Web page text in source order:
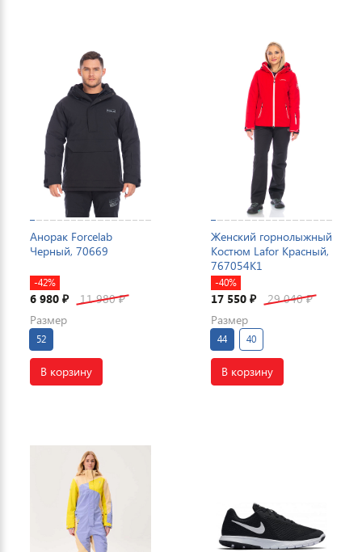
Анорак Forcelab
Черный, 70669
-42%
6 980 ₽ 11 980₽
Размер
52
В корзину
Женский горнолыжный
Костюм Lafor Красный,
767054K1
-40%
17 550 ₽ 29 040₽
Размер
44 40
В корзину